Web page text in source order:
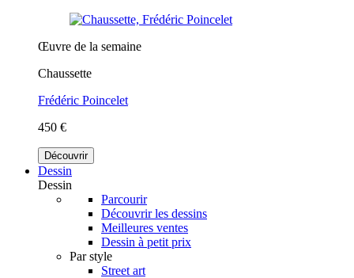
Œuvre de la semaine
Chaussette
Frédéric Poincelet
450 €
Découvrir
Dessin
Dessin
Parcourir
Découvrir les dessins
Meilleures ventes
Dessin à petit prix
Par style
Street art